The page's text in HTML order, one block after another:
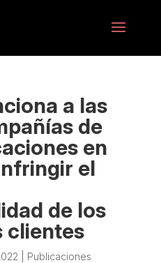
a las
de
en
el
de los
clientes
Publicaciones